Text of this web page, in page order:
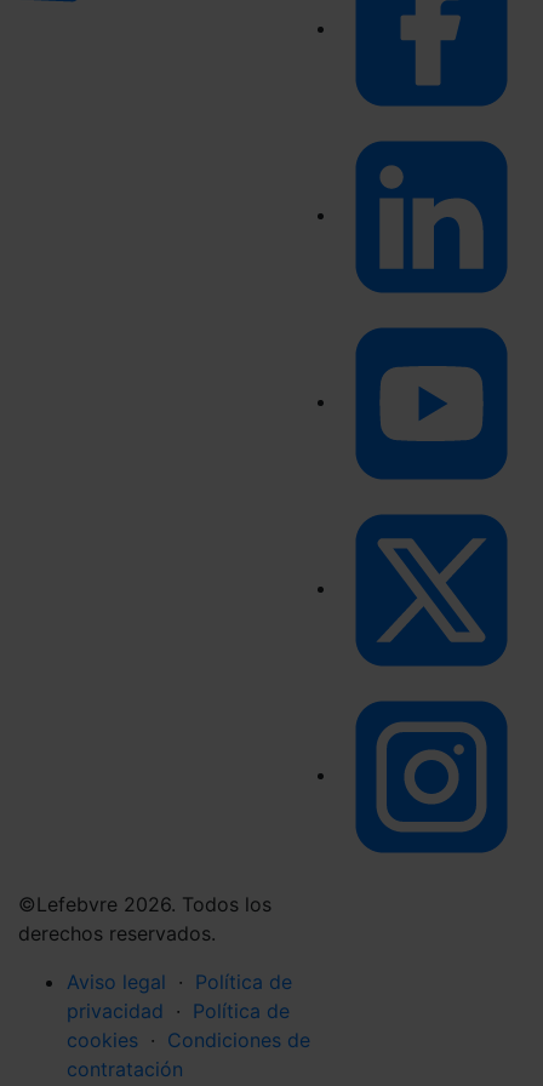
©Lefebvre 2026. Todos los
derechos reservados.
Aviso legal · Política de
privacidad · Política de
cookies · Condiciones de
contratación